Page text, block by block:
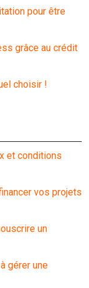
pour être
grâce au crédit
choisir !
et conditions
vos projets
un
gérer une